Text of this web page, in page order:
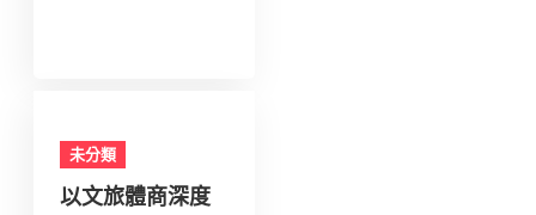
未分類
以文旅體商深度